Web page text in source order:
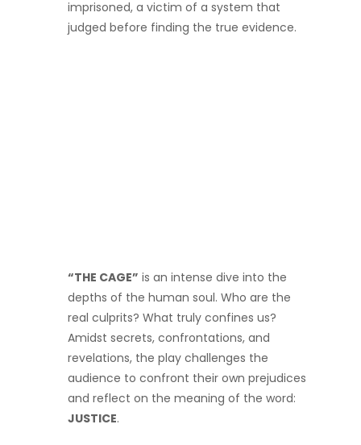
imprisoned, a victim of a system that
judged before finding the true evidence.
“THE CAGE” is an intense dive into the
depths of the human soul. Who are the
real culprits? What truly confines us?
Amidst secrets, confrontations, and
revelations, the play challenges the
audience to confront their own prejudices
and reflect on the meaning of the word:
JUSTICE.